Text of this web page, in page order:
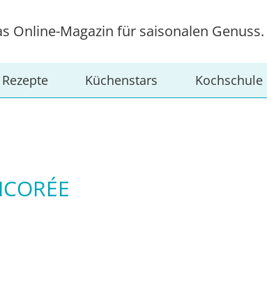
Online-Magazin für saisonalen Genuss.
Rezepte Küchenstars Kochschule